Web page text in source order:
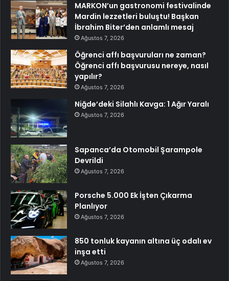
MARKON’un gastronomi festivalinde
Mardin lezzetleri buluştu! Başkan
İbrahim Biter’den anlamlı mesaj
Ağustos 7, 2026
Öğrenci affı başvuruları ne zaman?
Öğrenci affı başvurusu nereye, nasıl
yapılır?
Ağustos 7, 2026
Niğde’deki Silahlı Kavga: 1 Ağır Yaralı
Ağustos 7, 2026
Sapanca’da Otomobil Şarampole
Devrildi
Ağustos 7, 2026
Porsche 5.000 Ek İşten Çıkarma
Planlıyor
Ağustos 7, 2026
850 tonluk kayanın altına üç odalı ev
inşa etti
Ağustos 7, 2026